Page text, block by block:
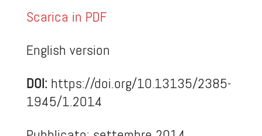
Scarica in PDF
English version
DOI: https://doi.org/10.13135/2385-
1945/1.2014